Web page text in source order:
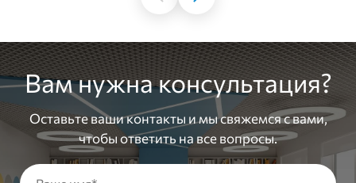
Вам нужна консультация?
Оставьте ваши контакты и мы свяжемся с вами,
чтобы ответить на все вопросы.